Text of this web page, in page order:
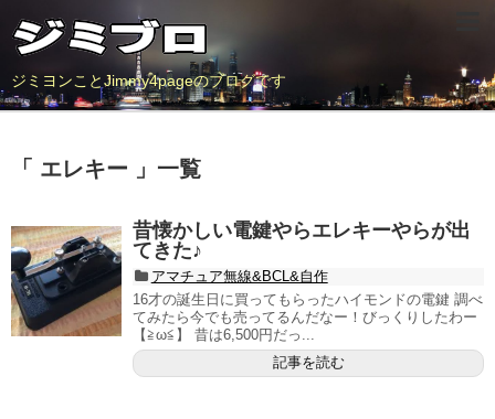
ジミヨンことJimmy4pageのブログです
「 エレキー 」一覧
昔懐かしい電鍵やらエレキーやらが出
てきた♪
アマチュア無線&BCL&自作
16才の誕生日に買ってもらったハイモンドの電鍵 調べ
てみたら今でも売ってるんだなー！びっくりしたわー
【≧ω≦】 昔は6,500円だっ...
記事を読む